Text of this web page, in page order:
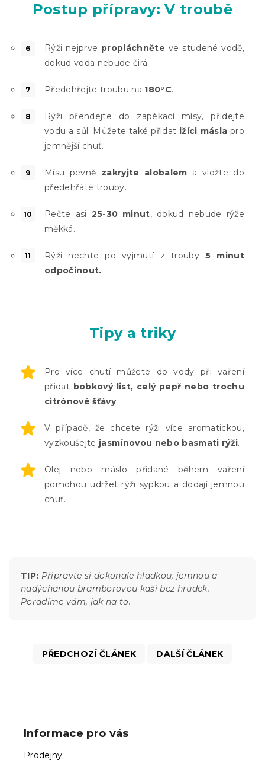
Postup přípravy: V troubě
Rýži nejprve propláchněte ve studené vodě,
dokud voda nebude čirá.
Předehřejte troubu na 180°C.
Rýži přendejte do zapékací mísy, přidejte
vodu a sůl. Můžete také přidat lžíci másla pro
jemnější chuť.
Mísu pevně zakryjte alobalem a vložte do
předehřáté trouby.
Pečte asi 25-30 minut, dokud nebude rýže
měkká.
Rýži nechte po vyjmutí z trouby 5 minut
odpočinout.
Tipy a triky
Pro více chutí můžete do vody při vaření
přidat bobkový list, celý pepř nebo trochu
citrónové šťávy.
V případě, že chcete rýži více aromatickou,
vyzkoušejte jasmínovou nebo basmati rýži.
Olej nebo máslo přidané během vaření
pomohou udržet rýži sypkou a dodají jemnou
chuť.
TIP: Připravte si dokonale hladkou, jemnou a
nadýchanou bramborovou kaši bez hrudek.
Poradíme vám, jak na to.
PŘEDCHOZÍ ČLÁNEK DALŠÍ ČLÁNEK
Informace pro vás
Prodejny